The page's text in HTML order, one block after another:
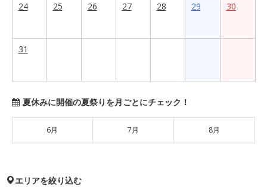
24 25 26 27 28 29 30
31
夏休みに開催の夏祭りを月ごとにチェック！
6月 7月 8月
エリアを絞り込む